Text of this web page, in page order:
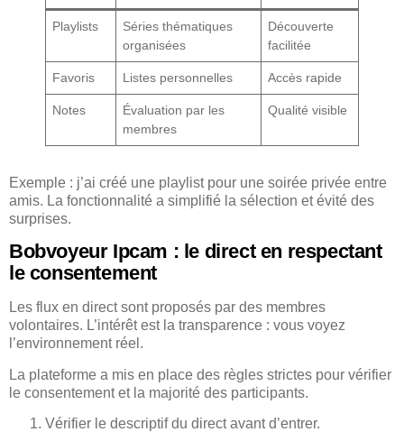
Playlists
Séries thématiques
organisées
Découverte
facilitée
Favoris Listes personnelles Accès rapide
Notes
Évaluation par les
membres
Qualité visible
Exemple : j’ai créé une playlist pour une soirée privée entre
amis. La fonctionnalité a simplifié la sélection et évité des
surprises.
Bobvoyeur Ipcam : le direct en respectant
le consentement
Les flux en direct sont proposés par des membres
volontaires. L’intérêt est la transparence : vous voyez
l’environnement réel.
La plateforme a mis en place des règles strictes pour vérifier
le consentement et la majorité des participants.
Vérifier le descriptif du direct avant d’entrer.